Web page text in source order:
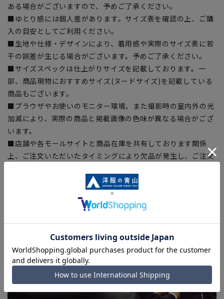
ある場合がございますので、予めご了承ください。
■ゆとり感には個人差があります。サイズ表を確認の上、ご購
入の目安としてご利用ください。
■生地や仕様・デザインにより、着用感や実際のサイズ表に若
干の誤差が生じる場合がございます。予めご了承ください。
■サイズスペックは仕上がりサイズを記載しております。一
部、商品現物におすすめサイズ(ヌードサイズ)を記載している
商品もございます。
■ブラウザやお使いのモニター環境、また撮影時の室内外の光
加減により、実際の商品と掲載画像の色味が異なる場合がござ
います。
■店舗や各モールサイトと商品在庫を共有しております関係
上、ご注文いただいたタイミングにより欠品が発生し、ご注文
■お急ぎ発送のご注文につきましても、ご注文のタイミングに
よってはお急ぎ発送サービスを選択できない場合がございま